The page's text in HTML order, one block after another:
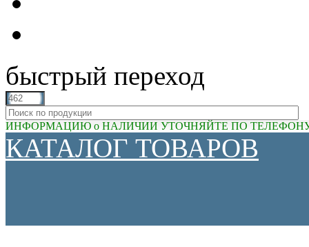
быстрый переход
ИНФОРМАЦИЮ о НАЛИЧИИ УТОЧНЯЙТЕ ПО ТЕЛЕФОНУ
КАТАЛОГ ТОВАРОВ